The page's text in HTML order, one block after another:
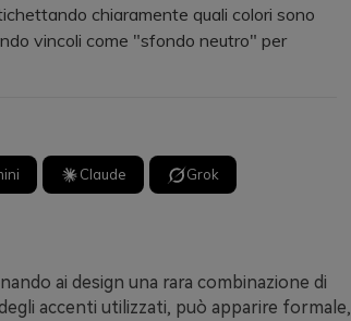
chiaramente quali colori sono
vincoli come "sfondo neutro" per
Claude Grok
ai design una rara combinazione di
accenti utilizzati, può apparire formale,